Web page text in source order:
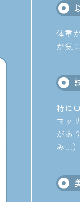
体重
が気
特に
マッ
があ
み…）